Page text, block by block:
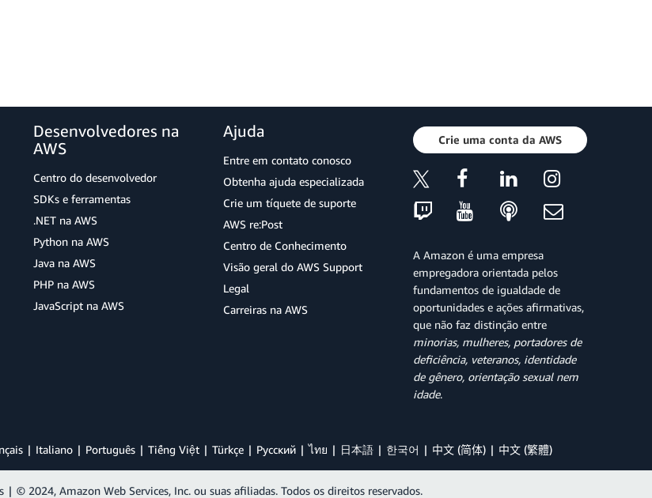
Desenvolvedores na
AWS
Centro do desenvolvedor
SDKs e ferramentas
.NET na AWS
Python na AWS
Java na AWS
PHP na AWS
JavaScript na AWS
Ajuda
Entre em contato conosco
Obtenha ajuda especializada
Crie um tíquete de suporte
AWS re:Post
Centro de Conhecimento
Visão geral do AWS Support
Legal
Carreiras na AWS
Crie uma conta da AWS
A Amazon é uma empresa
empregadora orientada pelos
fundamentos de igualdade de
oportunidades e ações afirmativas,
que não faz distinção entre
minorias, mulheres, portadores de
deficiência, veteranos, identidade
de gênero, orientação sexual nem
idade.
Italiano Português Tiếng Việt Türkçe Ρусский ไทย 日本語 한국어 中文 (简体) 中文 (繁體)
| © 2024, Amazon Web Services, Inc. ou suas afiliadas. Todos os direitos reservados.